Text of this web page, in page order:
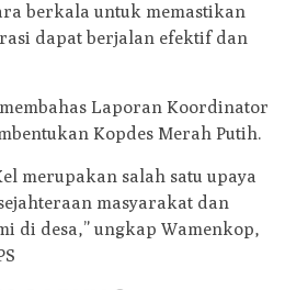
berkala untuk memastikan
dapat berjalan efektif dan
Laporan Koordinator
Kopdes Merah Putih.
merupakan salah satu upaya
masyarakat dan
di desa,” ungkap Wamenkop,